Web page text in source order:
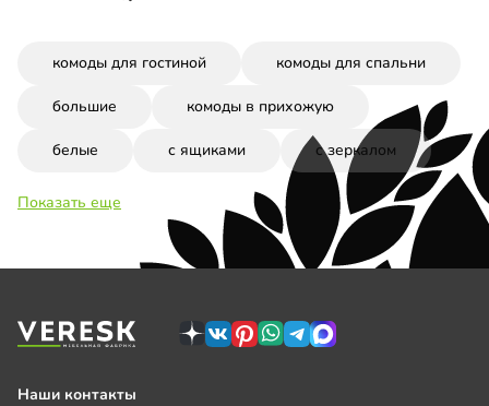
комоды для гостиной комоды для спальни
большие комоды в прихожую
белые с ящиками с зеркалом
Показать еще
Наши контакты